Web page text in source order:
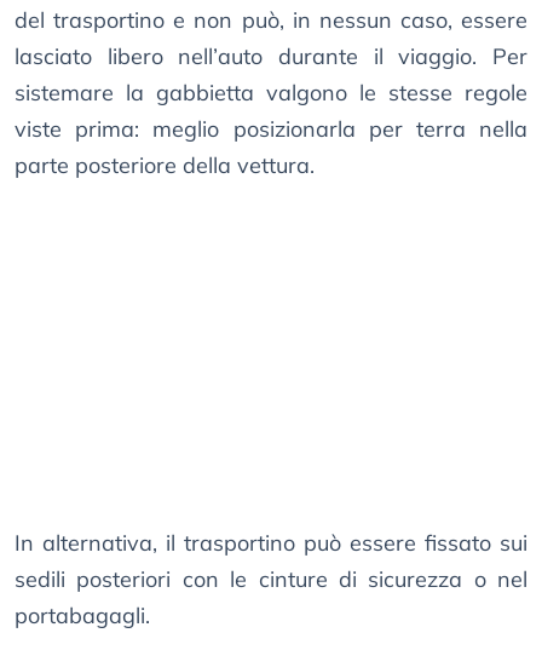
del trasportino e non può, in nessun caso, essere
lasciato libero nell’auto durante il viaggio. Per
sistemare la gabbietta valgono le stesse regole
viste prima: meglio posizionarla per terra nella
parte posteriore della vettura.
In alternativa, il trasportino può essere fissato sui
sedili posteriori con le cinture di sicurezza o nel
portabagagli.